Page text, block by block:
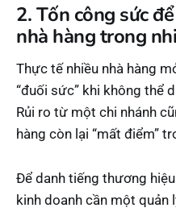
2. Tốn công sức
nhà hàng trong
Thực tế nhiều nhà hàng
“đuối sức” khi không thể
Rủi ro từ một chi nhánh
hàng còn lại “mất điểm”
Để danh tiếng thương
kinh doanh cần một quản